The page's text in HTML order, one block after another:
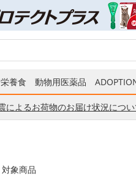
養食 動物用医薬品
よるお荷物のお届け状況につい
対象商品